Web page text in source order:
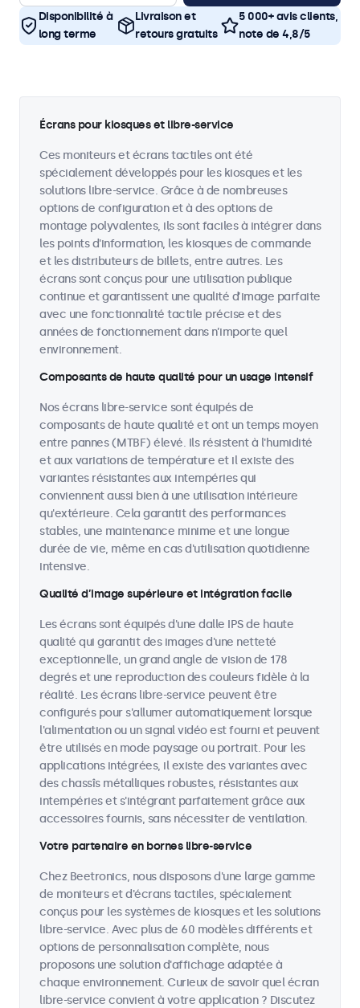
Disponibilité à
long terme
Livraison et
retours gratuits
5 000+ avis clients,
note de 4,8/5
Écrans pour kiosques et libre-service
Ces moniteurs et écrans tactiles ont été
spécialement développés pour les kiosques et les
solutions libre-service. Grâce à de nombreuses
options de configuration et à des options de
montage polyvalentes, ils sont faciles à intégrer dans
les points d'information, les kiosques de commande
et les distributeurs de billets, entre autres. Les
écrans sont conçus pour une utilisation publique
continue et garantissent une qualité d’image parfaite
avec une fonctionnalité tactile précise et des
années de fonctionnement dans n’importe quel
environnement.
Composants de haute qualité pour un usage intensif
Nos écrans libre-service sont équipés de
composants de haute qualité et ont un temps moyen
entre pannes (MTBF) élevé. Ils résistent à l'humidité
et aux variations de température et il existe des
variantes résistantes aux intempéries qui
conviennent aussi bien à une utilisation intérieure
qu'extérieure. Cela garantit des performances
stables, une maintenance minime et une longue
durée de vie, même en cas d'utilisation quotidienne
intensive.
Qualité d’image supérieure et intégration facile
Les écrans sont équipés d'une dalle IPS de haute
qualité qui garantit des images d'une netteté
exceptionnelle, un grand angle de vision de 178
degrés et une reproduction des couleurs fidèle à la
réalité. Les écrans libre-service peuvent être
configurés pour s'allumer automatiquement lorsque
l'alimentation ou un signal vidéo est fourni et peuvent
être utilisés en mode paysage ou portrait. Pour les
applications intégrées, il existe des variantes avec
des chassîs métalliques robustes, résistantes aux
intempéries et s'intégrant parfaitement grâce aux
accessoires fournis, sans nécessiter de ventilation.
Votre partenaire en bornes libre-service
Chez Beetronics, nous disposons d'une large gamme
de moniteurs et d'écrans tactiles, spécialement
conçus pour les systèmes de kiosques et les solutions
libre-service. Avec plus de 60 modèles différents et
options de personnalisation complète, nous
proposons une solution d'affichage adaptée à
chaque environnement. Curieux de savoir quel écran
libre-service convient à votre application ? Discutez